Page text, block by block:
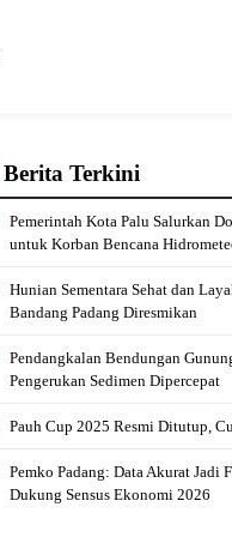
Berita Terkini
Pemerintah Kota Palu Salurkan
untuk Korban Bencana
Hunian Sementara Sehat dan
Bandang Padang Diresmikan
Pendangkalan Bendungan
Pengerukan Sedimen Dipercepat
Pauh Cup 2025 Resmi Ditutup,
Pemko Padang: Data Akurat Jadi
Dukung Sensus Ekonomi 2026